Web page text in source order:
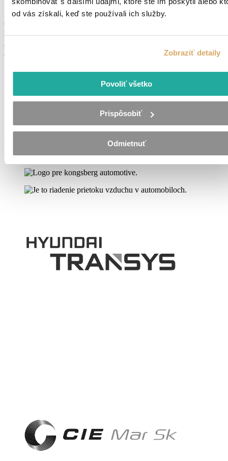
od vás získali, keď ste používali ich služby.
Zobraziť detaily
Povoliť všetko
Prispôsobiť
Odmietnuť
Pridané pred 2 mesiacmi
Od 5,80 - 6,71 €
zárobok 1 200 €)
Detail ponuky
Všetky ponuky